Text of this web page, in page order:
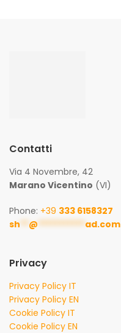
Contatti
Via 4 Novembre, 42
Marano Vicentino (VI)
Phone: +39 333 6158327
sh ** @ *********** ad.com
Privacy
Privacy Policy IT
Privacy Policy EN
Cookie Policy IT
Cookie Policy EN